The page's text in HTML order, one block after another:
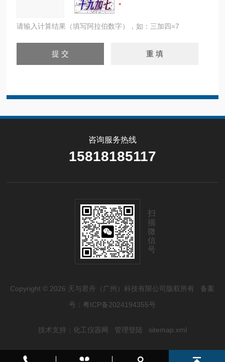
请输入计算结果（填写阿拉伯数字），如：三加四=7
咨询服务热线
15818185117
扫
描
微
信
号
Copyright © 2026 天与君舟（广州）科技有限公司版权所有 备案
号：粤ICP备2024194355号
技术支持： 化工仪器网 管理登陆 sitemap.xml